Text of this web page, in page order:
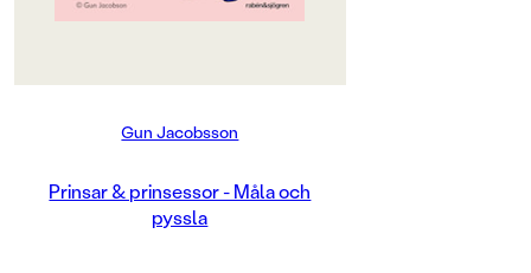
9789129679243
Gun Jacobsson
Prinsar & prinsessor - Måla och
pyssla